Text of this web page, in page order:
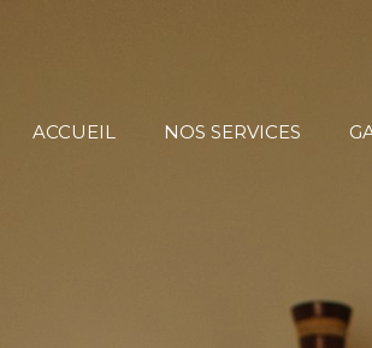
ACCUEIL NOS SERVICES